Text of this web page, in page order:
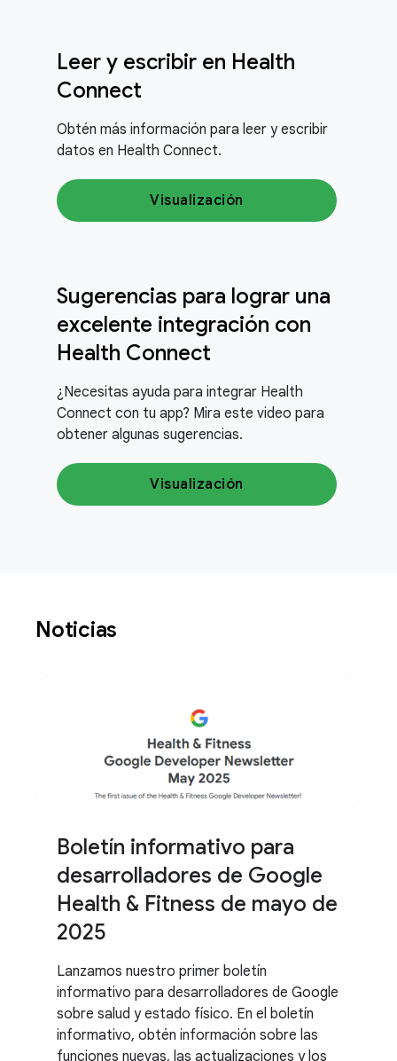
Leer y escribir en Health
Connect
Obtén más información para leer y escribir
datos en Health Connect.
Visualización
Sugerencias para lograr una
excelente integración con
Health Connect
¿Necesitas ayuda para integrar Health
Connect con tu app? Mira este video para
obtener algunas sugerencias.
Visualización
Noticias
Boletín informativo para
desarrolladores de Google
Health & Fitness de mayo de
2025
Lanzamos nuestro primer boletín
informativo para desarrolladores de Google
sobre salud y estado físico. En el boletín
informativo, obtén información sobre las
funciones nuevas, las actualizaciones y los